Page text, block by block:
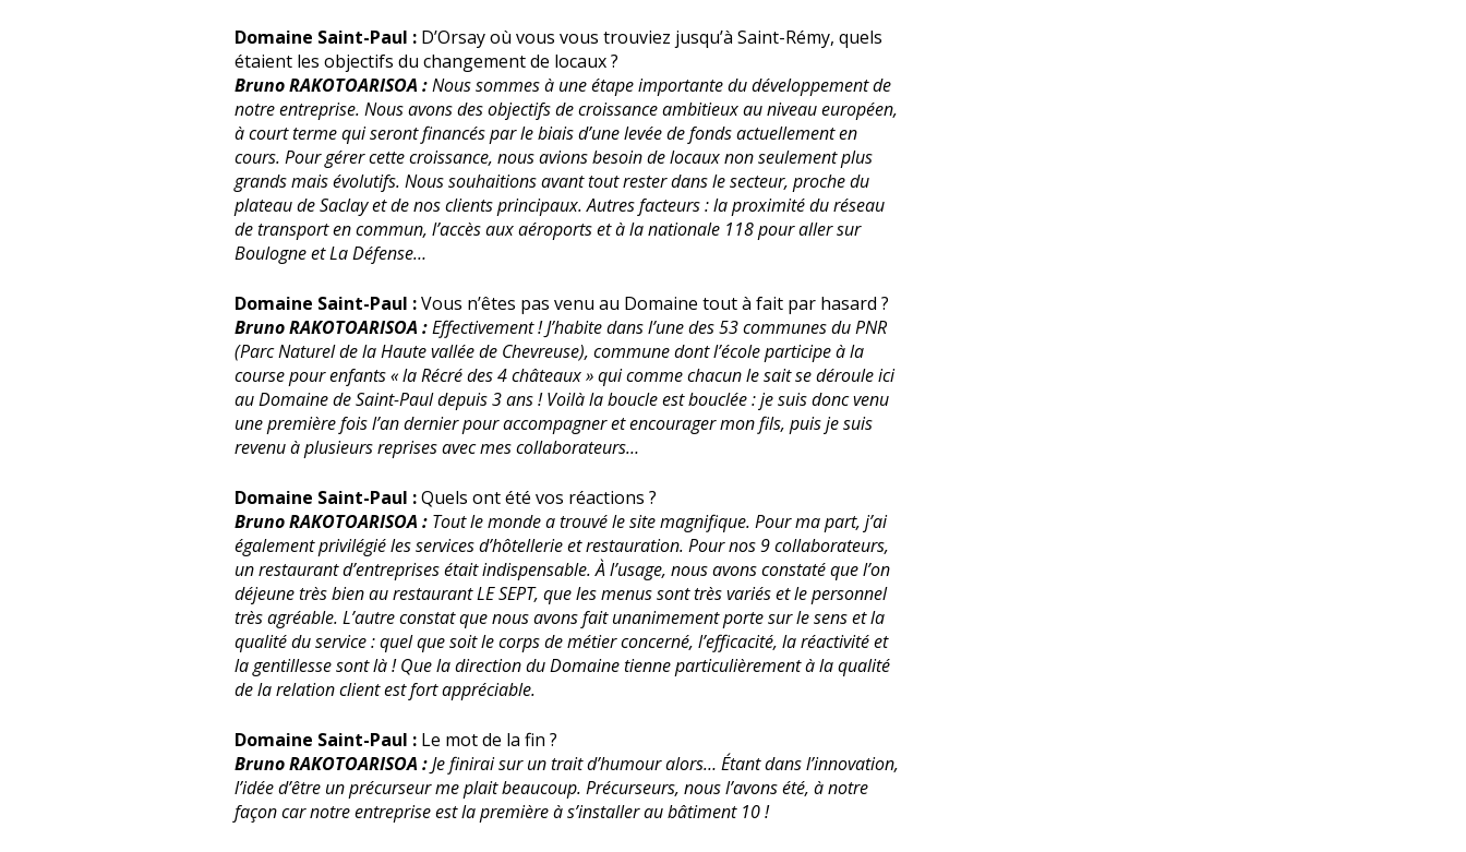
Domaine Saint-Paul :D’Orsay où vous vous trouviez jusqu’à Saint-Rémy, quels
étaient les objectifs du changement de locaux ?
Bruno RAKOTOARISOA :Nous sommes à une étape importante du développement de
notre entreprise. Nous avons des objectifs de croissance ambitieux au niveau européen,
à court terme qui seront financés par le biais d’une levée de fonds actuellement en
cours. Pour gérer cette croissance, nous avions besoin de locaux non seulement plus
grands mais évolutifs. Nous souhaitions avant tout rester dans le secteur, proche du
plateau de Saclay et de nos clients principaux. Autres facteurs : la proximité du réseau
de transport en commun, l’accès aux aéroports et à la nationale 118 pour aller sur
Boulogne et La Défense…
Domaine Saint-Paul :Vous n’êtes pas venu au Domaine tout à fait par hasard ?
Bruno RAKOTOARISOA :Effectivement ! J’habite dans l’une des 53 communes du PNR
(Parc Naturel de la Haute vallée de Chevreuse), commune dont l’école participe à la
course pour enfants « la Récré des 4 châteaux » qui comme chacun le sait se déroule ici
au Domaine de Saint-Paul depuis 3 ans ! Voilà la boucle est bouclée : je suis donc venu
une première fois l’an dernier pour accompagner et encourager mon fils, puis je suis
revenu à plusieurs reprises avec mes collaborateurs…
Domaine Saint-Paul :Quels ont été vos réactions ?
Bruno RAKOTOARISOA : Tout le monde a trouvé le site magnifique. Pour ma part, j’ai
également privilégié les services d’hôtellerie et restauration. Pour nos 9 collaborateurs,
un restaurant d’entreprises était indispensable. À l’usage, nous avons constaté que l’on
déjeune très bien au restaurant LE SEPT, que les menus sont très variés et le personnel
très agréable. L’autre constat que nous avons fait unanimement porte sur le sens et la
qualité du service : quel que soit le corps de métier concerné, l’efficacité, la réactivité et
la gentillesse sont là ! Que la direction du Domaine tienne particulièrement à la qualité
de la relation client est fort appréciable.
Domaine Saint-Paul :Le mot de la fin ?
Bruno RAKOTOARISOA :Je finirai sur un trait d’humour alors… Étant dans l’innovation,
l’idée d’être un précurseur me plait beaucoup. Précurseurs, nous l’avons été, à notre
façon car notre entreprise est la première à s’installer au bâtiment 10 !